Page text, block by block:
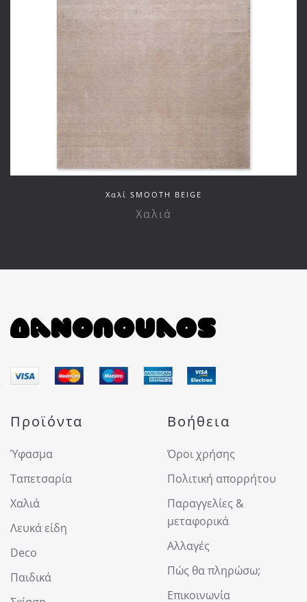
Xαλί SMOOTH BEIGE
Χαλιά
Προϊόντα
Ύφασμα
Ταπετσαρία
Χαλιά
Λευκά είδη
Deco
Παιδικά
Βοήθεια
Όροι χρήσης
Πολιτική απορρήτου
Παραγγελίες &
μεταφορικά
Αλλαγές
Πώς θα πληρώσω;
Επικοινωνία